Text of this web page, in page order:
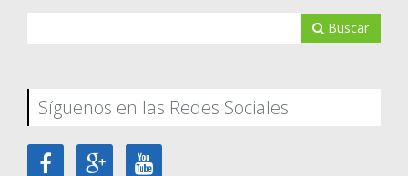
Buscar
Síguenos en las Redes Sociales